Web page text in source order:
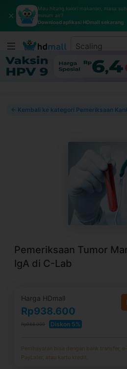
✕
Mau hitung kalori makanan, masa
minum air?
Download aplikasi HDmall sekarang
← Kembali ke kategori Pemeriksaan
Pemeriksaan Tumor
IgA di C-Lab
Harga HDmall
Rp938.600
Rp988.000 Diskon 5%
Pembayaran bisa dengan bank transfer,
PayLater, atau kartu kredit.